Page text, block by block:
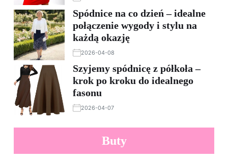
Spódnice na co dzień – idealne
połączenie wygody i stylu na
każdą okazję
2026-04-08
Szyjemy spódnicę z półkoła –
krok po kroku do idealnego
fasonu
2026-04-07
Buty